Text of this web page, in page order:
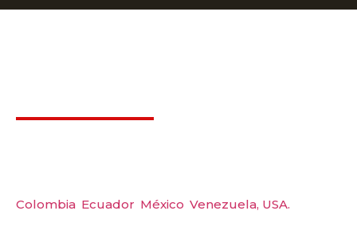
Colombia Ecuador México Venezuela, USA.